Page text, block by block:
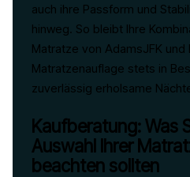
auch ihre Passform und
hinweg. So bleibt Ihre
Matratze von AdamsJFK und
Matratzenauflage stets in
zuverlässig erholsame
Kaufberatung: Was
Auswahl Ihrer
beachten sollten